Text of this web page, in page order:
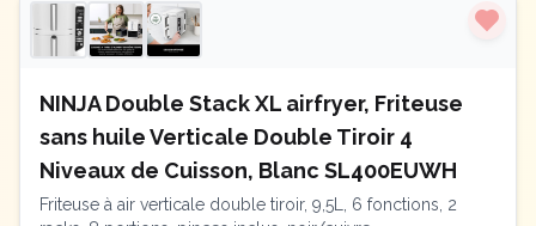
NINJA Double Stack XL airfryer, Friteuse
sans huile Verticale Double Tiroir 4
Niveaux de Cuisson, Blanc SL400EUWH
Friteuse à air verticale double tiroir, 9,5L, 6 fonctions, 2